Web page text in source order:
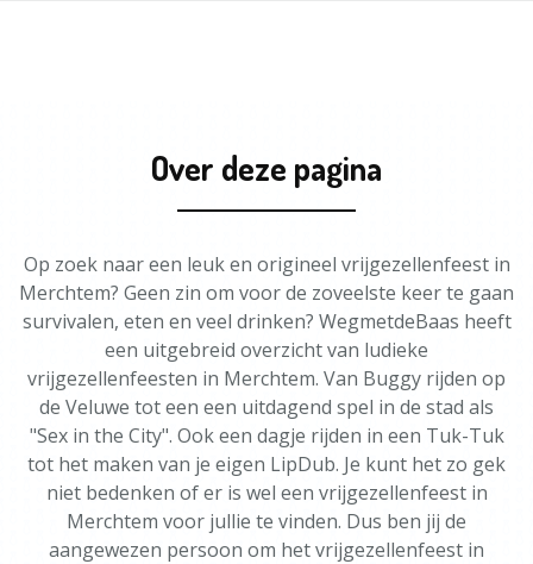
Over deze pagina
Op zoek naar een leuk en origineel vrijgezellenfeest in
Merchtem? Geen zin om voor de zoveelste keer te gaan
survivalen, eten en veel drinken? WegmetdeBaas heeft
een uitgebreid overzicht van ludieke
vrijgezellenfeesten in Merchtem. Van Buggy rijden op
de Veluwe tot een een uitdagend spel in de stad als
"Sex in the City". Ook een dagje rijden in een Tuk-Tuk
tot het maken van je eigen LipDub. Je kunt het zo gek
niet bedenken of er is wel een vrijgezellenfeest in
Merchtem voor jullie te vinden. Dus ben jij de
aangewezen persoon om het vrijgezellenfeest in